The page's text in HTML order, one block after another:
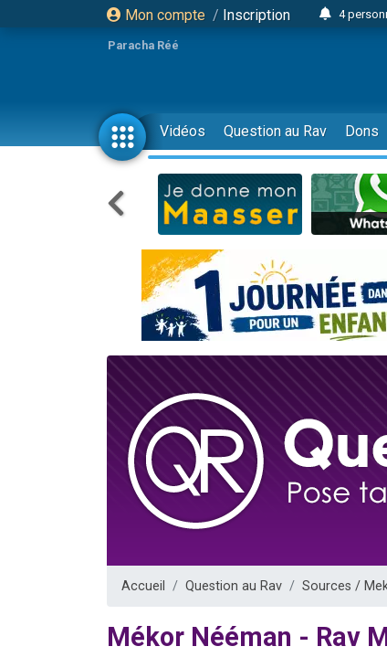
Mon compte / Inscription
4
Odaya
3
3
13
2
30
Il
3
2
3
2
8
61
Ariel
Il
Paracha Réé
Vidéos Question au Rav Dons
Accueil Question au Rav Sources /
Mékor Nééman - Rav